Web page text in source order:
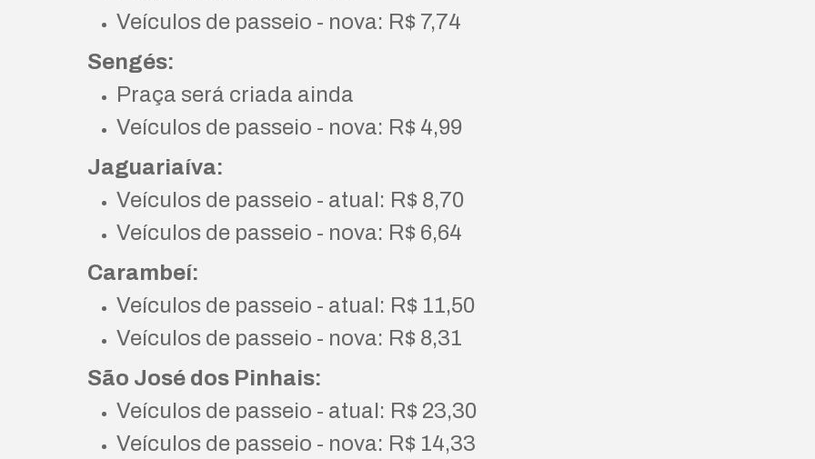
Veículos de passeio - nova: R$ 7,74
Sengés:
Praça será criada ainda
Veículos de passeio - nova: R$ 4,99
Jaguariaíva:
Veículos de passeio - atual: R$ 8,70
Veículos de passeio - nova: R$ 6,64
Carambeí:
Veículos de passeio - atual: R$ 11,50
Veículos de passeio - nova: R$ 8,31
São José dos Pinhais:
Veículos de passeio - atual: R$ 23,30
Veículos de passeio - nova: R$ 14,33